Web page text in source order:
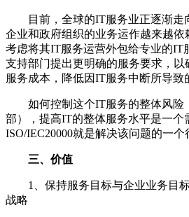
目前，全球的IT服务业正逐渐走
企业和政府组织的业务运作越来越
考虑将其IT服务运营外包给专业的IT
支持部门提出更明确的服务要求，
服务成本，降低因IT服务中断所导致
如何控制这个IT服务的整体风险
部），提高IT的整体服务水平是一个
ISO/IEC20000就是解决该问题的一个
三、价值
1
、保持服务目标与企业业务目
战略